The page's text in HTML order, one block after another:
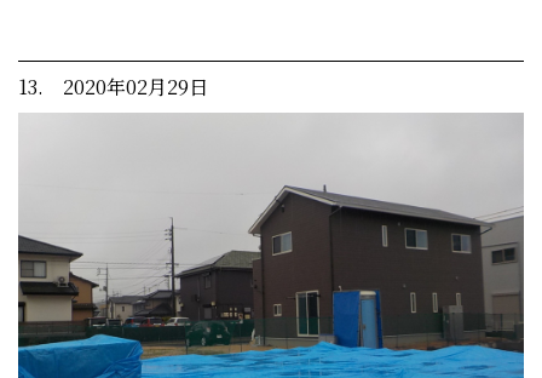
13. 2020年02月29日